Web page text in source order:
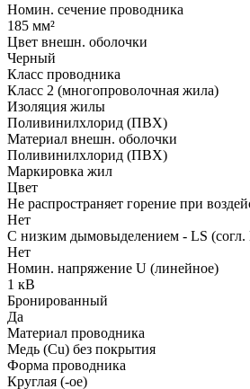
Номин. сечение проводника
185 мм²
Цвет внешн. оболочки
Черный
Класс проводника
Класс 2 (многопроволочная жила)
Изоляция жилы
Поливинилхлорид (ПВХ)
Материал внешн. оболочки
Поливинилхлорид (ПВХ)
Маркировка жил
Цвет
Не распространяет горение при
Нет
С низким дымовыделением - LS
Нет
Номин. напряжение U (линейное)
1 кВ
Бронированный
Да
Материал проводника
Медь (Cu) без покрытия
Форма проводника
Круглая (-ое)